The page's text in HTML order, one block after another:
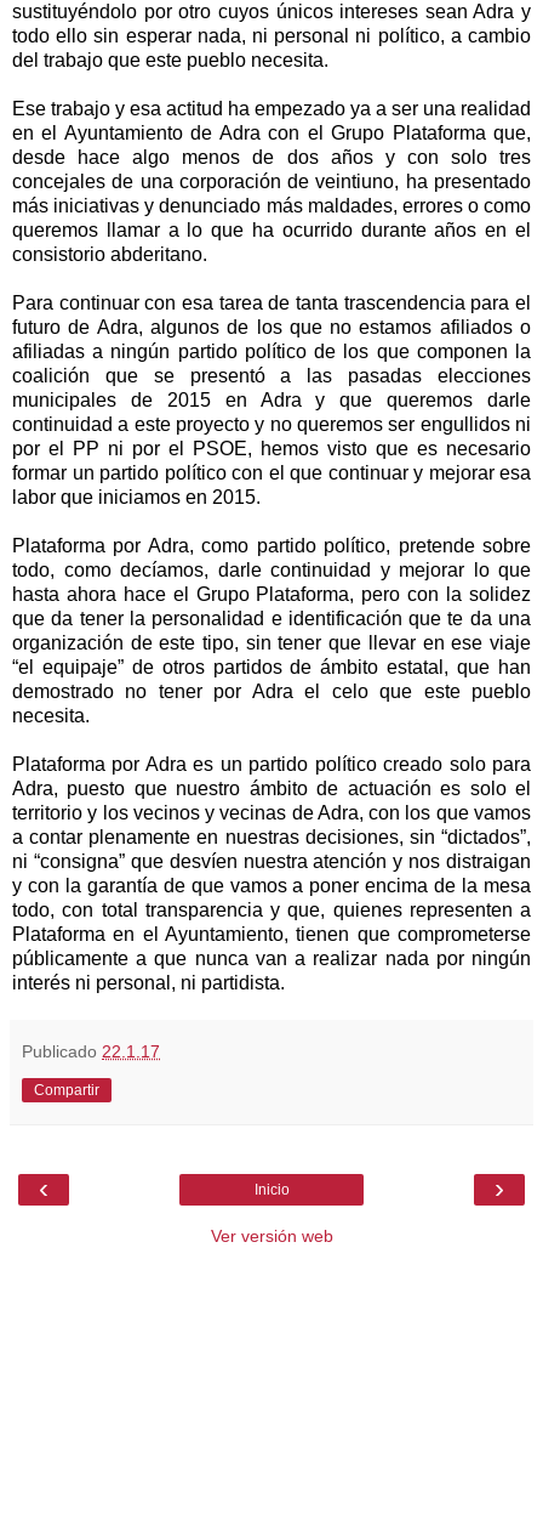
sustituyéndolo por otro cuyos únicos intereses sean Adra y
todo ello sin esperar nada, ni personal ni político, a cambio
del trabajo que este pueblo necesita.
Ese trabajo y esa actitud ha empezado ya a ser una realidad
en el Ayuntamiento de Adra con el Grupo Plataforma que,
desde hace algo menos de dos años y con solo tres
concejales de una corporación de veintiuno, ha presentado
más iniciativas y denunciado más maldades, errores o como
queremos llamar a lo que ha ocurrido durante años en el
consistorio abderitano.
Para continuar con esa tarea de tanta trascendencia para el
futuro de Adra, algunos de los que no estamos afiliados o
afiliadas a ningún partido político de los que componen la
coalición que se presentó a las pasadas elecciones
municipales de 2015 en Adra y que queremos darle
continuidad a este proyecto y no queremos ser engullidos ni
por el PP ni por el PSOE, hemos visto que es necesario
formar un partido político con el que continuar y mejorar esa
labor que iniciamos en 2015.
Plataforma por Adra, como partido político, pretende sobre
todo, como decíamos, darle continuidad y mejorar lo que
hasta ahora hace el Grupo Plataforma, pero con la solidez
que da tener la personalidad e identificación que te da una
organización de este tipo, sin tener que llevar en ese viaje
“el equipaje” de otros partidos de ámbito estatal, que han
demostrado no tener por Adra el celo que este pueblo
necesita.
Plataforma por Adra es un partido político creado solo para
Adra, puesto que nuestro ámbito de actuación es solo el
territorio y los vecinos y vecinas de Adra, con los que vamos
a contar plenamente en nuestras decisiones, sin “dictados”,
ni “consigna” que desvíen nuestra atención y nos distraigan
y con la garantía de que vamos a poner encima de la mesa
todo, con total transparencia y que, quienes representen a
Plataforma en el Ayuntamiento, tienen que comprometerse
públicamente a que nunca van a realizar nada por ningún
interés ni personal, ni partidista.
Publicado 22.1.17
Compartir
‹ ›
Inicio
Ver versión web